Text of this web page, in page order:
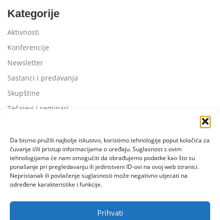
Da bismo pružili najbolje iskustvo, koristimo tehnologije poput kolačića za
čuvanje i/ili pristup informacijama o uređaju. Suglasnost s ovim
tehnologijama će nam omogućiti da obrađujemo podatke kao što su
ponašanje pri pregledavanju ili jedinstveni ID-ovi na ovoj web stranici.
Nepristanak ili povlačenje suglasnosti može negativno utjecati na
određene karakteristike i funkcije.
Prihvati
Kategorije
Aktivnosti
Konferencije
Newsletter
Sastanci i predavanja
Skupštine
Tečajevi i seminari